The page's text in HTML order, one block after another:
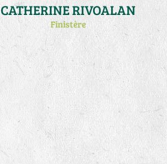
CATHERINE RIVOALAN
Finistère